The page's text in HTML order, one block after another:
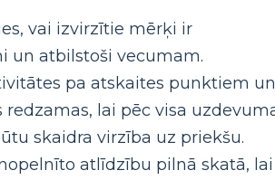
vai izvirzītie mērķi ir
un atbilstoši vecumam.
pa atskaites punktiem un
redzamas, lai pēc visa
skaidra virzība uz priekšu.
atlīdzību pilnā skatā, lai